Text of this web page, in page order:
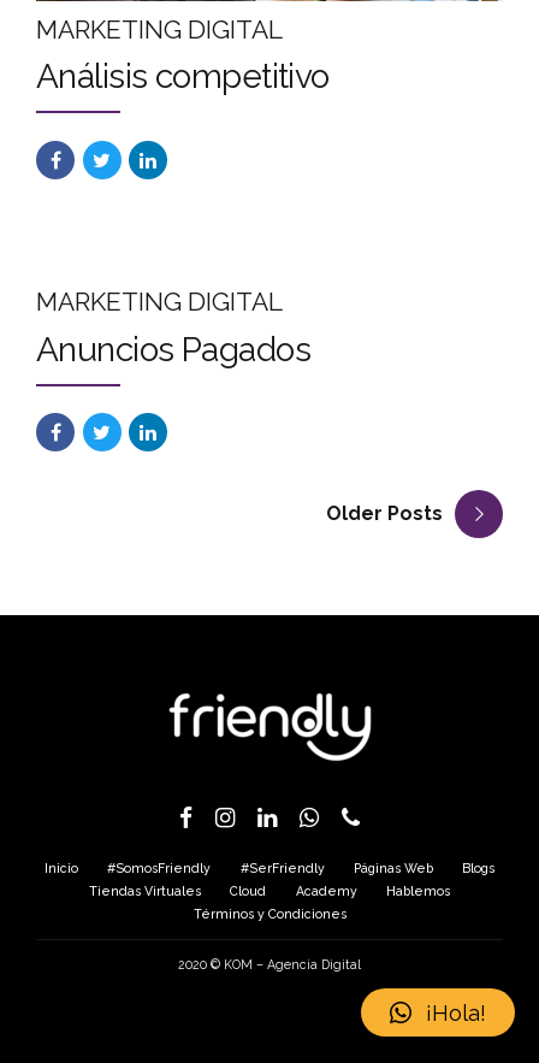
MARKETING DIGITAL
Análisis competitivo
MARKETING DIGITAL
Anuncios Pagados
Older Posts
Inicio #SomosFriendly #SerFriendly Páginas Web
Blogs
Tiendas Virtuales
Cloud Academy
Hablemos
Términos y Condiciones
2020 © KOM – Agencia Digital
¡Hola!